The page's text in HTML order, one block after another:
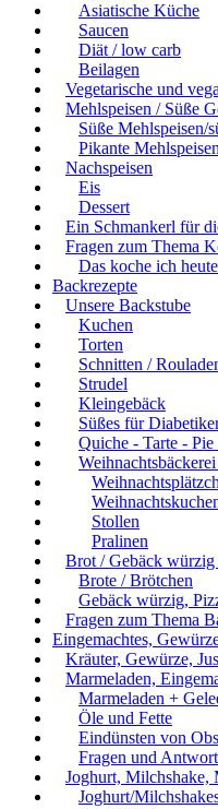
Asiatische Küche
Saucen
Diät / low carb
Beilagen
Vegetarische und
Mehlspeisen / Süße
Süße Mehlspeisen/
Pikante Mehlspeisen
Nachspeisen
Eis
Dessert
Ein Schmankerl für
Fragen zum Thema
Das koche ich heute
Backrezepte
Unsere Backstube
Kuchen
Torten
Schnitten /
Strudel
Kleingebäck
Süßes für
Quiche - Tarte -
Stollen
Pralinen
Brot / Gebäck würzig
Brote / Brötchen
Gebäck würzig,
Fragen zum Thema
Eingemachtes,
Kräuter, Gewürze,
Marmeladen,
Marmeladen +
Öle und Fette
Eindünsten von
Fragen und
Joghurt, Milchshake,
Joghurt/